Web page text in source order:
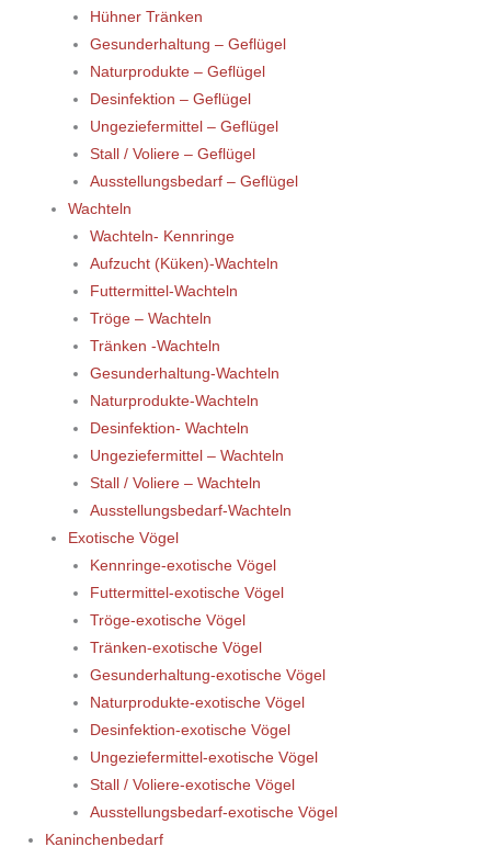
Hühner Tränken
Gesunderhaltung – Geflügel
Naturprodukte – Geflügel
Desinfektion – Geflügel
Ungeziefermittel – Geflügel
Stall / Voliere – Geflügel
Ausstellungsbedarf – Geflügel
Wachteln
Wachteln- Kennringe
Aufzucht (Küken)-Wachteln
Futtermittel-Wachteln
Tröge – Wachteln
Tränken -Wachteln
Gesunderhaltung-Wachteln
Naturprodukte-Wachteln
Desinfektion- Wachteln
Ungeziefermittel – Wachteln
Stall / Voliere – Wachteln
Ausstellungsbedarf-Wachteln
Exotische Vögel
Kennringe-exotische Vögel
Futtermittel-exotische Vögel
Tröge-exotische Vögel
Tränken-exotische Vögel
Gesunderhaltung-exotische Vögel
Naturprodukte-exotische Vögel
Desinfektion-exotische Vögel
Ungeziefermittel-exotische Vögel
Stall / Voliere-exotische Vögel
Ausstellungsbedarf-exotische Vögel
Kaninchenbedarf